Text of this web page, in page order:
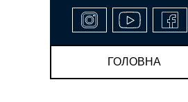
ГОЛОВНА